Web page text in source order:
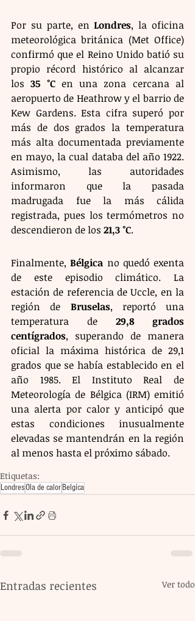
Por su parte, en Londres, la oficina
meteorológica británica (Met Office)
confirmó que el Reino Unido batió su
propio récord histórico al alcanzar
los 35 °C en una zona cercana al
aeropuerto de Heathrow y el barrio de
Kew Gardens. Esta cifra superó por
más de dos grados la temperatura
más alta documentada previamente
en mayo, la cual databa del año 1922.
Asimismo, las autoridades
informaron que la pasada
madrugada fue la más cálida
registrada, pues los termómetros no
descendieron de los 21,3 °C.
Finalmente, Bélgica no quedó exenta
de este episodio climático. La
estación de referencia de Uccle, en la
región de Bruselas, reportó una
temperatura de 29,8 grados
centígrados, superando de manera
oficial la máxima histórica de 29,1
grados que se había establecido en el
año 1985. El Instituto Real de
Meteorología de Bélgica (IRM) emitió
una alerta por calor y anticipó que
estas condiciones inusualmente
elevadas se mantendrán en la región
al menos hasta el próximo sábado.
Etiquetas:
LondresOla de calorBelgíca
Entradas recientes Ver todo